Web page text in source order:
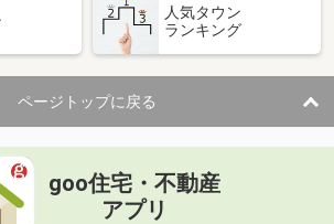
人気タウン
ランキング
ページトップに戻る
goo住宅・不動産
アプリ